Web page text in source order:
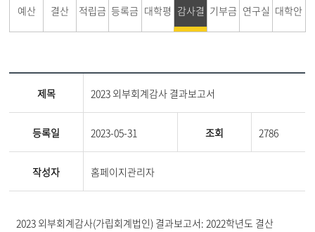
예산 결산 적립금
황
등록금
원회
대학평 감사결 기부금 연구실 대학안
제목 2023 외부회계감사 결과보고서
등록일 2023-05-31 조회 2786
작성자 홈페이지관리자
2023 외부회계감사(가립회계법인) 결과보고서: 2022학년도 결산